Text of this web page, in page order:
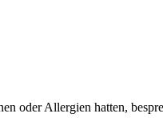
oder Allergien hatten,